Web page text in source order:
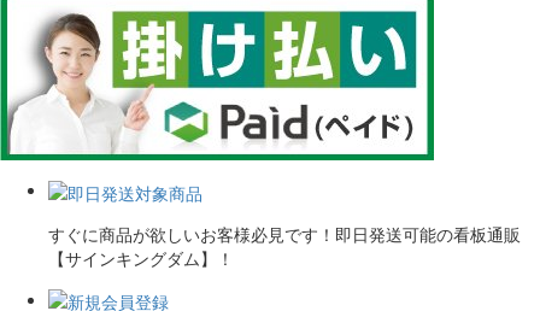
すぐに商品が欲しいお客様必見です！即日発送可能の看板通販
【サインキングダム】！